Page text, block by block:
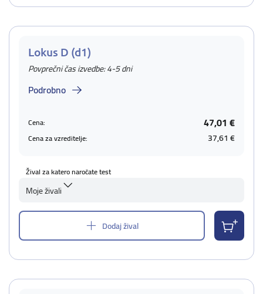
Lokus D (d1)
Povprečni čas izvedbe: 4-5 dni
Podrobno
Cena: 47,01 €
Cena za vzreditelje: 37,61 €
Žival za katero naročate test
Moje živali
Dodaj žival